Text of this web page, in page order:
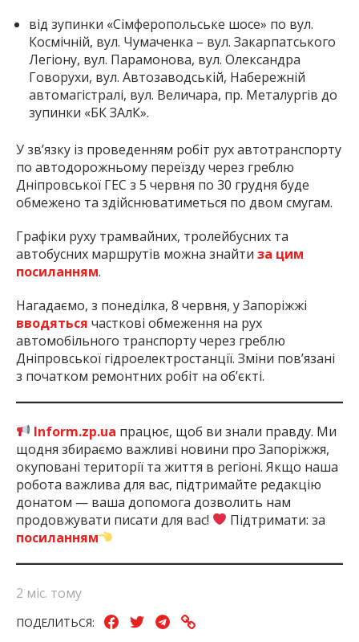
від зупинки «Сімферопольське шосе» по вул.
Космічній, вул. Чумаченка – вул. Закарпатського
Легіону, вул. Парамонова, вул. Олександра
Говорухи, вул. Автозаводській, Набережній
автомагістралі, вул. Величара, пр. Металургів до
зупинки «БК ЗАлК».
У зв’язку із проведенням робіт рух автотранспорту
по автодорожньому переїзду через греблю
Дніпровської ГЕС з 5 червня по 30 грудня буде
обмежено та здійснюватиметься по двом смугам.
Графіки руху трамвайних, тролейбусних та
автобусних маршрутів можна знайти за цим
посиланням.
Нагадаємо, з понеділка, 8 червня, у Запоріжжі
вводяться часткові обмеження на рух
автомобільного транспорту через греблю
Дніпровської гідроелектростанції. Зміни пов’язані
з початком ремонтних робіт на об’єкті.
Inform.zp.ua працює, щоб ви знали правду. Ми
щодня збираємо важливі новини про Запоріжжя,
окуповані території та життя в регіоні. Якщо наша
робота важлива для вас, підтримайте редакцію
донатом — ваша допомога дозволить нам
продовжувати писати для вас!
Підтримати: за
посиланням
2 міс. тому
ПОДЕЛИТЬСЯ: